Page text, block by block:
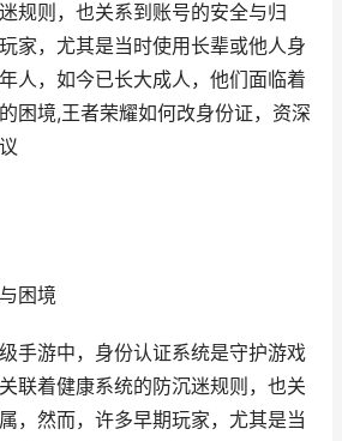
规则，也关系到账号的安全与归
家，尤其是当时使用长辈或他人身
人，如今已长大成人，他们面临着
困境,王者荣耀如何改身份证，资深
困境
手游中，身份认证系统是守护游戏
联着健康系统的防沉迷规则，也关
，然而，许多早期玩家，尤其是当